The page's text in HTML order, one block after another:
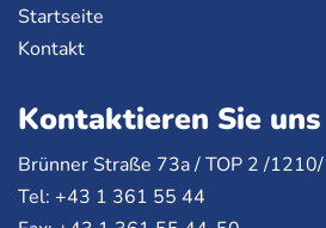
Startseite
Kontakt
Kontaktieren Sie uns
Brünner Straße 73a /TOP 2 /
Tel: +43 1 361 55 44